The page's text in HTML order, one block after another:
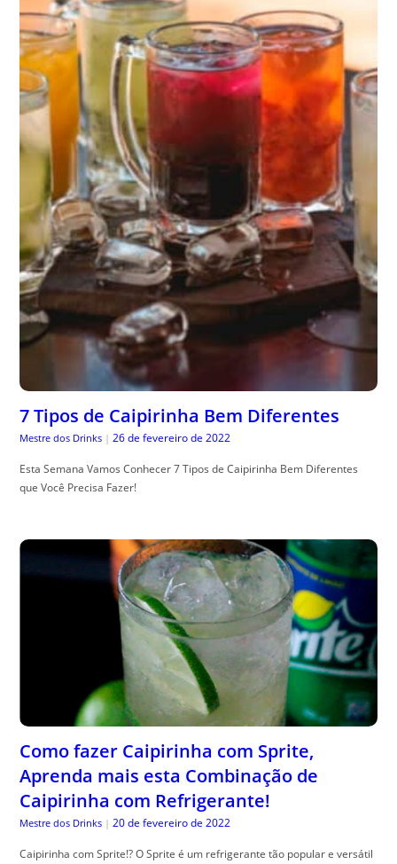
7 Tipos de Caipirinha Bem Diferentes
Mestre dos Drinks | 26 de fevereiro de 2022
Esta Semana Vamos Conhecer 7 Tipos de Caipirinha Bem Diferentes
que Você Precisa Fazer!
Como fazer Caipirinha com Sprite,
Aprenda mais esta Combinação de
Caipirinha com Refrigerante!
Mestre dos Drinks | 20 de fevereiro de 2022
Caipirinha com Sprite!? O Sprite é um refrigerante tão popular e versátil